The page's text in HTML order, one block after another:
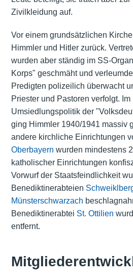
Zivilkleidung auf.
Vor einem grundsätzlichen
Himmler und Hitler zurück.
wurden aber ständig im SS-
Korps" geschmäht und
Predigten polizeilich überwacht
Priester und Pastoren verfolgt.
Umsiedlungspolitik der
ging Himmler 1940/1941 massiv
andere kirchliche Einrichtungen
Oberbayern wurden mindestens
katholischer Einrichtungen
Vorwurf der Staatsfeindlichkeit
Benediktinerabteien
Münsterschwarzach
Benediktinerabtei St. Ottilien
entfernt.